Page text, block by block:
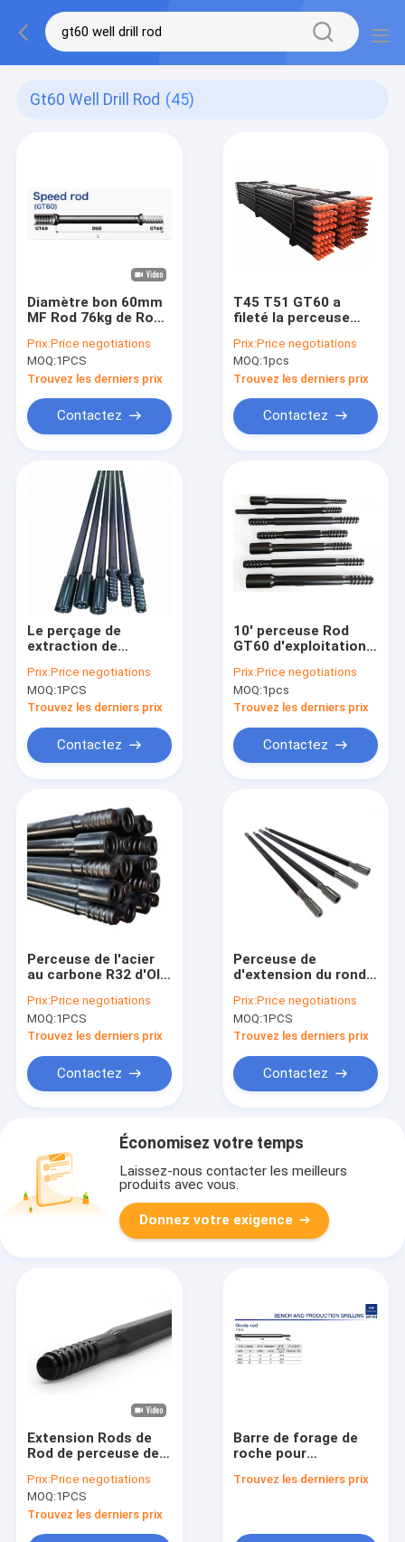
Gt60 Well Drill Rod (45)
Diamètre bon 60mm
MF Rod 76kg de Rod
4305mm pour l'atlas
Furukawa
Prix:Price negotiations
MOQ:1PCS
Trouvez les derniers prix
Contactez
T45 T51 GT60 a
fileté la perceuse
Rod de perçage de
MF T38
Prix:Price negotiations
MOQ:1pcs
Trouvez les derniers prix
Contactez
Le perçage de
extraction de
usine le forage de
roche prolongé de
carbure de MF Rod
Prix:Price negotiations
MOQ:1PCS
Trouvez les derniers prix
Contactez
10' perceuse Rod
GT60 d'exploitation
de Rod 3050mm
d'extension de
perceuse de marteau
Prix:Price negotiations
MOQ:1pcs
Trouvez les derniers prix
Contactez
Perceuse de l'acier
au carbone R32 d'OIN
pour la constriction
de extraction
Prix:Price negotiations
MOQ:1PCS
Trouvez les derniers prix
Contactez
Perceuse de
d'extension du rond
pour le perçage bon
Prix:Price negotiations
MOQ:1PCS
Trouvez les derniers prix
Contactez
Économisez votre temps
Laissez-nous contacter les meilleurs
produits avec vous.
Donnez votre exigence
Extension Rods de
Rod de perceuse de
Hex35 R38 pour
l'installation de
perceuse de hard
rock
Prix:Price negotiations
MOQ:1PCS
Trouvez les derniers prix
Barre de forage de
roche pour
charbon Longueur de
Trouvez les derniers prix